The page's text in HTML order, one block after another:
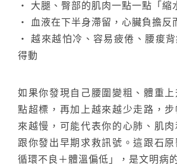
‧ 大腿、臀部的肌肉一點一點「縮
‧ 血液在下半身滯留，心臟負擔反
‧ 越來越怕冷、容易疲倦、腰痠
得動
如果你發現自己腰圍變粗、體重
點超標，再加上越來越少走路，
來越慢，可能代表你的心肺、肌
跟你發出早期求救訊號。這跟石
循環不良＋體溫偏低」，是文明病